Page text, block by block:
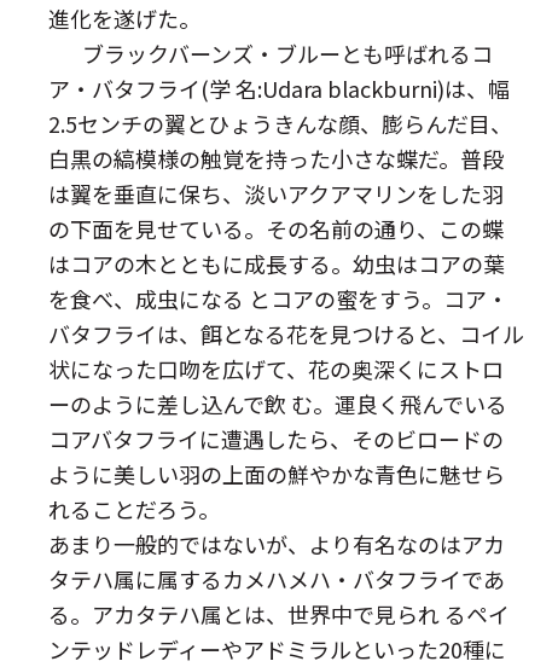
進化を遂げた。
ブラックバーンズ・ブルーとも呼ばれるコ
ア・バタフライ(学 名:Udara blackburni)は、幅
2.5センチの翼とひょうきんな顔、膨らんだ目、
白黒の縞模様の触覚を持った小さな蝶だ。普段
は翼を垂直に保ち、淡いアクアマリンをした羽
の下面を見せている。その名前の通り、この蝶
はコアの木とともに成長する。幼虫はコアの葉
を食べ、成虫になる とコアの蜜をすう。コア・
バタフライは、餌となる花を見つけると、コイル
状になった口吻を広げて、花の奥深くにストロ
ーのように差し込んで飲 む。運良く飛んでいる
コアバタフライに遭遇したら、そのビロードの
ように美しい羽の上面の鮮やかな青色に魅せら
れることだろう。
あまり一般的ではないが、より有名なのはアカ
タテハ属に属するカメハメハ・バタフライであ
る。アカタテハ属とは、世界中で見られ るペイ
ンテッドレディーやアドミラルといった20種に